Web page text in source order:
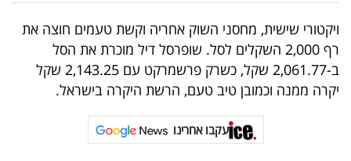
ויקטורי שישית, מחסני השוק אחריה וקשת טעמים חוצה את
רף 2,000 השקלים לסל. שופרסל דיל מוכרת את הסל
ב-2,061.77 שקל, כשרק פרשמרקט עם 2,143.25 שקל
יקרה ממנה וכמובן טיב טעם, הרשת היקרה בישראל.
עקבו אחרינו